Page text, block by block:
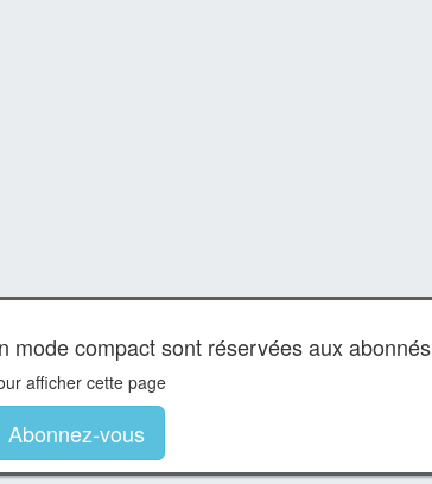
mode compact sont réservées aux abonnés
afficher cette page
Abonnez-vous